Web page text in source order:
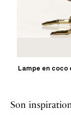
Lampe en
Son